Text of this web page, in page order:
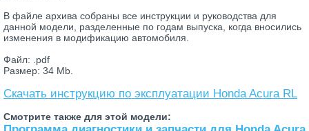
В файле архива собраны все инструкции и руководства для
данной модели, разделенные по годам выпуска, когда вносились
изменения в модификацию автомобиля.
Файл: .pdf
Размер: 34 Mb.
Скачать инструкцию по эксплуатации Honda Acura RL
Смотрите также для этой модели: